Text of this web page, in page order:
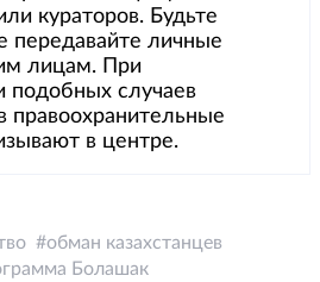
кураторов. Будьте
передавайте личные
лицам. При
подобных случаев
правоохранительные
в центре.
обман казахстанцев
Болашак